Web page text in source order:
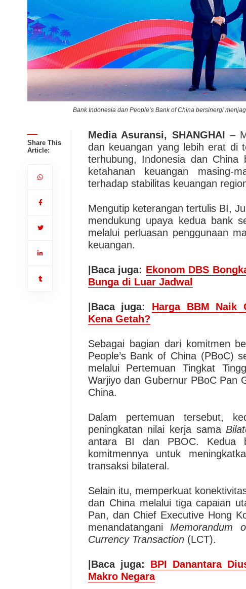
Bank Indonesia dan People’s Bank of China bersinergi
Share This
Article:
Media Asuransi, SHANGHAI –
dan keuangan yang lebih erat di
terhubung, Indonesia dan China
ketahanan keuangan masing-
terhadap stabilitas keuangan
Mengutip keterangan tertulis BI,
mendukung upaya kedua bank
melalui perluasan penggunaan
keuangan.
|Baca juga: Ekonom DBS
Bunga di Luar Jadwal
|Baca juga: Harga BBM Naik
Kena Getah?
Sebagai bagian dari komitmen
People’s Bank of China (PBoC)
melalui Pertemuan Tingkat
Warjiyo dan Gubernur PBoC Pan
China.
Dalam pertemuan tersebut,
peningkatan nilai kerja sama
antara BI dan PBOC. Kedua
komitmennya untuk
transaksi bilateral.
Selain itu, memperkuat
dan China melalui tiga capaian
Pan, dan Chief Executive Hong
menandatangani Memorandum
Currency Transaction(LCT).
|Baca juga: BPI Danantara
Makro Negara